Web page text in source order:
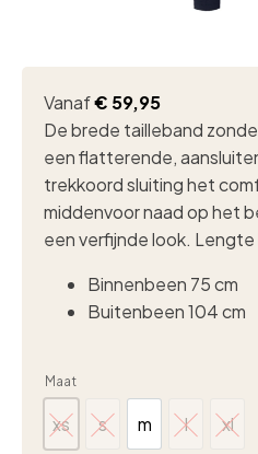
Vanaf€ 59,95
De brede tailleband
een flatterende,
trekkoord sluiting het
middenvoor naad op het
een verfijnde look.
Binnenbeen 75 cm
Buitenbeen 104 cm
Maat
xs
xs
s
s
m
m
l
l
xl
xl